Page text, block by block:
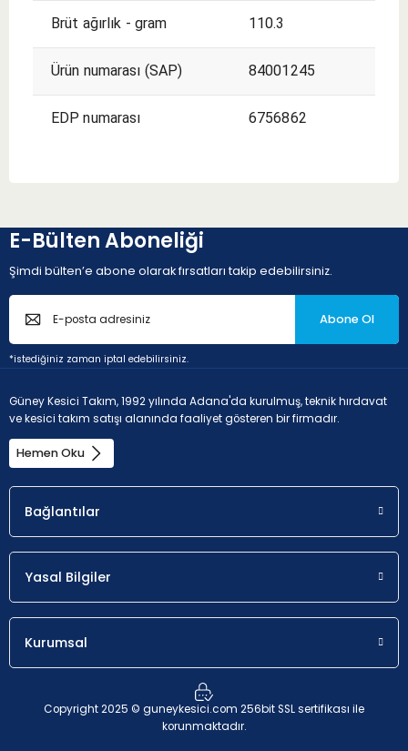
Brüt ağırlık - gram 110.3
Ürün numarası (SAP) 84001245
EDP numarası 6756862
E-Bülten Aboneliği
Şimdi bülten’e abone olarak fırsatları takip edebilirsiniz.
Abone Ol
*istediğiniz zaman iptal edebilirsiniz.
Güney Kesici Takım, 1992 yılında Adana'da kurulmuş, teknik hırdavat
ve kesici takım satışı alanında faaliyet gösteren bir firmadır.
Hemen Oku
Bağlantılar
Yasal Bilgiler
Kurumsal
Copyright 2025 © guneykesici.com 256bit SSL sertifikası ile
korunmaktadır.